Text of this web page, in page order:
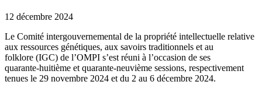
12 décembre 2024
Le Comité intergouvernemental de la propriété intellectuelle relative
aux ressources génétiques, aux savoirs traditionnels et au
folklore (IGC) de l’OMPI s’est réuni à l’occasion de ses
quarante‑huitième et quarante‑neuvième sessions, respectivement
tenues le 29 novembre 2024 et du 2 au 6 décembre 2024.